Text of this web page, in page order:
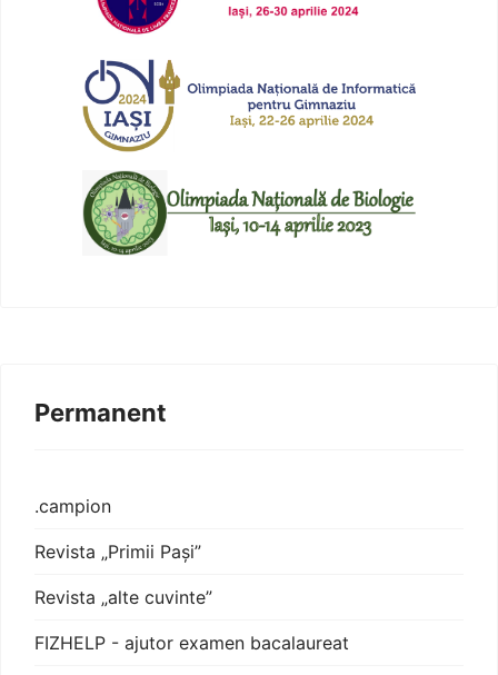
Permanent
.campion
Revista „Primii Pași”
Revista „alte cuvinte”
FIZHELP - ajutor examen bacalaureat